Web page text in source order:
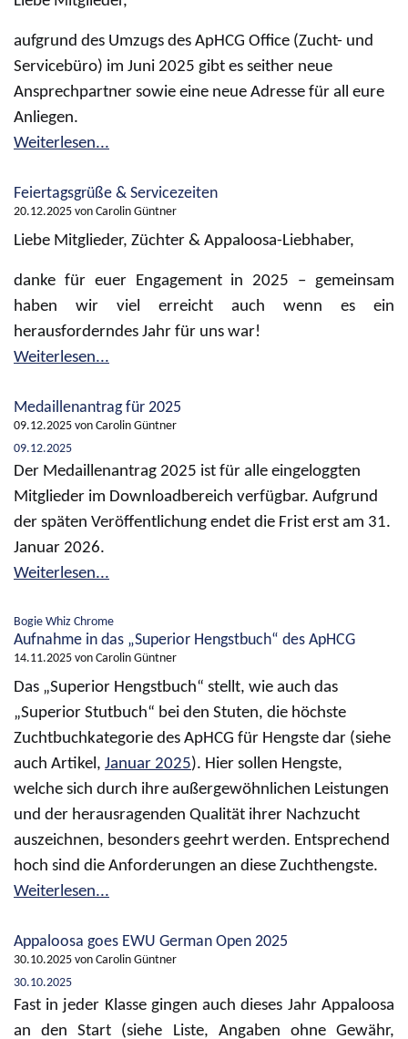
aufgrund des Umzugs des ApHCG Office (Zucht- und
Servicebüro) im Juni 2025 gibt es seither neue
Ansprechpartner sowie eine neue Adresse für all eure
Anliegen.
Weiterlesen...
Feiertagsgrüße & Servicezeiten
20.12.2025 von Carolin Güntner
Liebe Mitglieder, Züchter & Appaloosa-Liebhaber,
danke für euer Engagement in 2025 – gemeinsam
haben wir viel erreicht auch wenn es ein
herausforderndes Jahr für uns war!
Weiterlesen...
Medaillenantrag für 2025
09.12.2025 von Carolin Güntner
09.12.2025
Der Medaillenantrag 2025 ist für alle eingeloggten
Mitglieder im Downloadbereich verfügbar. Aufgrund
der späten Veröffentlichung endet die Frist erst am 31.
Januar 2026.
Weiterlesen...
Bogie Whiz Chrome
Aufnahme in das „Superior Hengstbuch“ des ApHCG
14.11.2025 von Carolin Güntner
Das „Superior Hengstbuch“ stellt, wie auch das
„Superior Stutbuch“ bei den Stuten, die höchste
Zuchtbuchkategorie des ApHCG für Hengste dar (siehe
auch Artikel, Januar 2025). Hier sollen Hengste,
welche sich durch ihre außergewöhnlichen Leistungen
und der herausragenden Qualität ihrer Nachzucht
auszeichnen, besonders geehrt werden. Entsprechend
hoch sind die Anforderungen an diese Zuchthengste.
Weiterlesen...
Appaloosa goes EWU German Open 2025
30.10.2025 von Carolin Güntner
30.10.2025
Fast in jeder Klasse gingen auch dieses Jahr Appaloosa
an den Start (siehe Liste, Angaben ohne Gewähr,